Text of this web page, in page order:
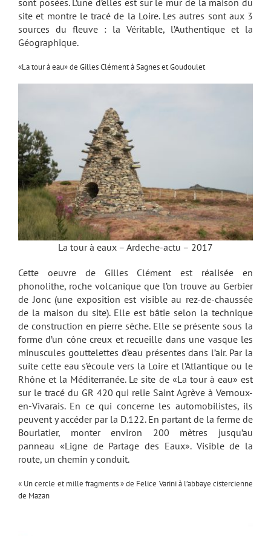
site et montre le tracé de la Loire. Les autres sont aux 3
sources du fleuve : la Véritable, l’Authentique et la
Géographique.
«La tour à eau» de Gilles Clément à Sagnes et Goudoulet
La tour à eaux – Ardeche-actu – 2017
Cette oeuvre de Gilles Clément est réalisée en
phonolithe, roche volcanique que l’on trouve au Gerbier
de Jonc (une exposition est visible au rez-de-chaussée
de la maison du site). Elle est bâtie selon la technique
de construction en pierre sèche. Elle se présente sous la
forme d’un cône creux et recueille dans une vasque les
minuscules gouttelettes d’eau présentes dans l’air. Par la
suite cette eau s’écoule vers la Loire et l’Atlantique ou le
Rhône et la Méditerranée. Le site de «La tour à eau» est
sur le tracé du GR 420 qui relie Saint Agrève à Vernoux-
en-Vivarais. En ce qui concerne les automobilistes, ils
peuvent y accéder par la D.122. En partant de la ferme de
Bourlatier, monter environ 200 mètres jusqu’au
panneau «Ligne de Partage des Eaux». Visible de la
route, un chemin y conduit.
« Un cercle et mille fragments » de Felice Varini à l’abbaye cistercienne
de Mazan